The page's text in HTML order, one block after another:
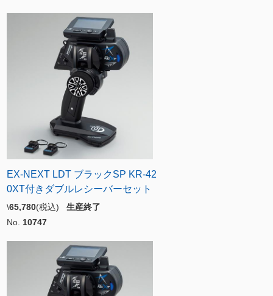
EX-NEXT LDT ブラックSP KR-42
0XT付きダブルレシーバーセット
\65,780(税込) 生産終了
No. 10747